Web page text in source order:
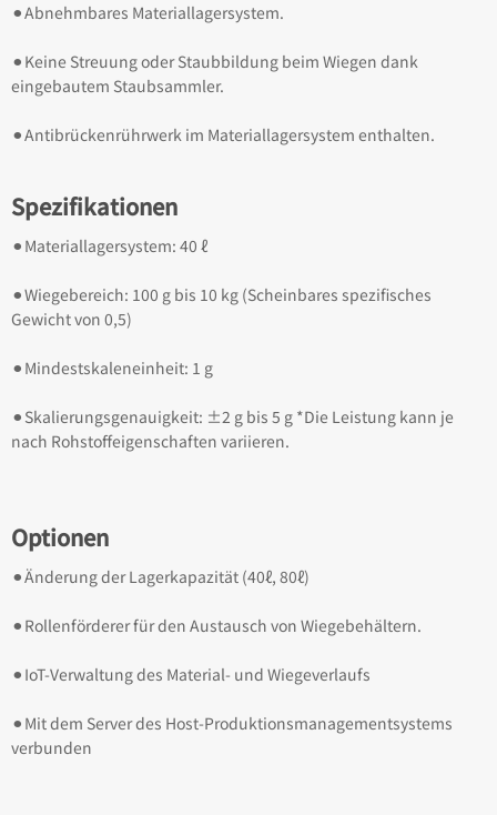
⚫︎Abnehmbares Materiallagersystem.
⚫︎Keine Streuung oder Staubbildung beim Wiegen dank
eingebautem Staubsammler.
⚫︎Antibrückenrührwerk im Materiallagersystem enthalten.
Spezifikationen
⚫︎Materiallagersystem: 40 ℓ
⚫︎Wiegebereich: 100 g bis 10 kg (Scheinbares spezifisches
Gewicht von 0,5)
⚫︎Mindestskaleneinheit: 1 g
⚫︎Skalierungsgenauigkeit: ±2 g bis 5 g *Die Leistung kann je
nach Rohstoffeigenschaften variieren.
Optionen
⚫︎Änderung der Lagerkapazität (40ℓ, 80ℓ)
⚫︎Rollenförderer für den Austausch von Wiegebehältern.
⚫︎IoT-Verwaltung des Material- und Wiegeverlaufs
⚫︎Mit dem Server des Host-Produktionsmanagementsystems
verbunden